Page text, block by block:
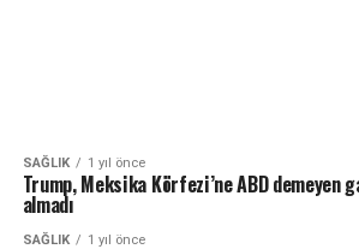
SAĞLIK 1 yıl önce
Trump, Meksika Körfezi’ne ABD demeyen
almadı
SAĞLIK 1 yıl önce